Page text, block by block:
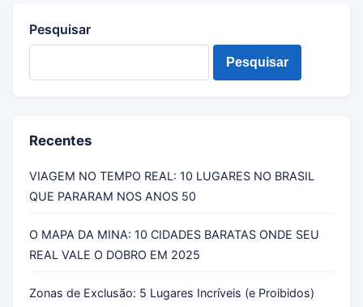
Pesquisar
Pesquisar
Recentes
VIAGEM NO TEMPO REAL: 10 LUGARES NO BRASIL
QUE PARARAM NOS ANOS 50
O MAPA DA MINA: 10 CIDADES BARATAS ONDE SEU
REAL VALE O DOBRO EM 2025
Zonas de Exclusão: 5 Lugares Incríveis (e Proibidos)